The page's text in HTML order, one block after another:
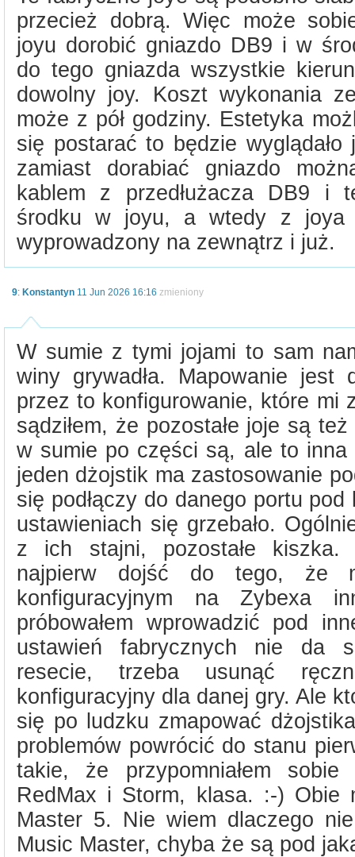
przecież dobrą. Więc może
joyu dorobić gniazdo DB9 i w
do tego gniazda wszystkie
dowolny joy. Koszt wykonania
może z pół godziny. Estetyka
się postarać to będzie
zamiast dorabiać gniazdo
kablem z przedłużacza DB9 i
środku w joyu, a wtedy z joya
wyprowadzony na zewnątrz i już.
9: Konstantyn 11 Jun 2026 16:16 zmieniony
W sumie z tymi jojami to sam
winy grywadła. Mapowanie jest
przez to konfigurowanie, które mi
sądziłem, że pozostałe joje są
w sumie po części są, ale to inna
jeden dżojstik ma zastosowanie
się podłączy do danego portu
ustawieniach się grzebało.
z ich stajni, pozostałe kiszka.
najpierw dojść do tego, że
konfiguracyjnym na Zybexa
próbowałem wprowadzić pod
ustawień fabrycznych nie da
resecie, trzeba usunąć
konfiguracyjny dla danej gry. Ale
się po ludzku zmapować
problemów powrócić do stanu
takie, że przypomniałem
RedMax i Storm, klasa. :-) Obie
Master 5. Nie wiem dlaczego
Music Master, chyba że są pod